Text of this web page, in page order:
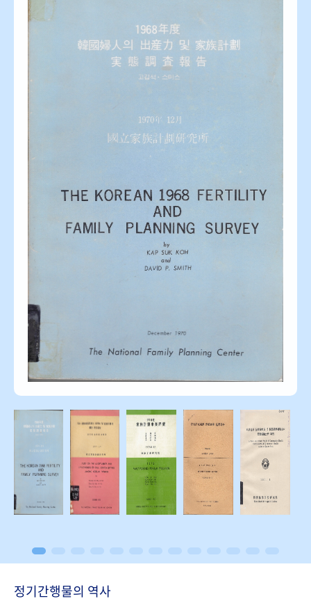
정기간행물의 역사